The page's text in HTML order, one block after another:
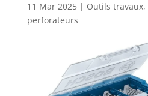
11 Mar 2025| Outils travaux,
perforateurs